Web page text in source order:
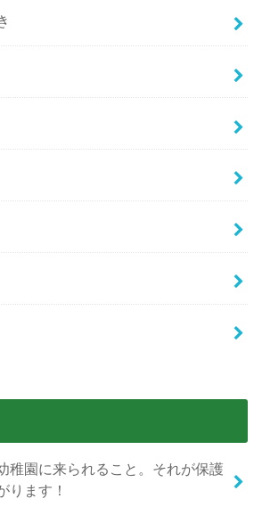
稚園に来られること。それが保護
ります！